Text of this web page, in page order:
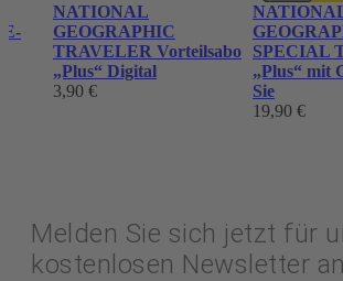
E-
NATIONAL
GEOGRAPHIC
TRAVELER Vorteilsabo
„Plus“ Digital
3,90 €
SPECIAL
„Plus“ mit
Sie
19,90 €
Melden Sie sich jetzt für
kostenlosen Newsletter